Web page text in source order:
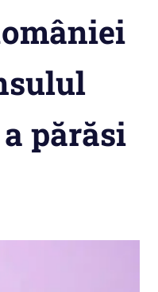
părăsi